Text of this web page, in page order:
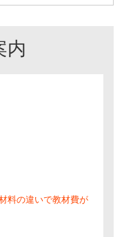
内
料の違いで教材費が